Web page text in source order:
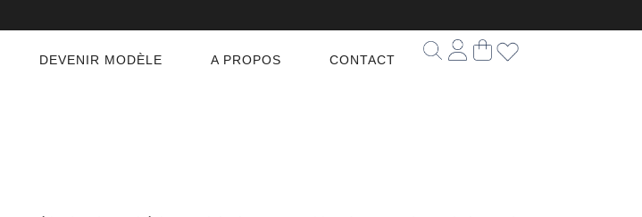
DEVENIR MODÈLE A PROPOS CONTACT